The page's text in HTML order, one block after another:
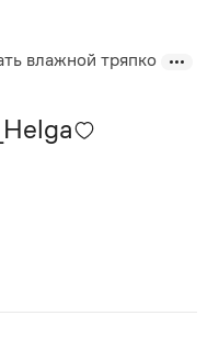
влажной тряпко